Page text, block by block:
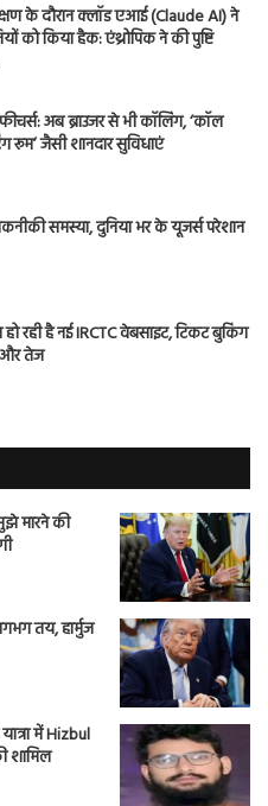
के दौरान क्लॉड एआई (Claude AI) ने
को किया हैक: एंथ्रोपिक ने की पुष्टि
अब ब्राउजर से भी कॉलिंग, ‘कॉल
रूम’ जैसी शानदार सुविधाएं
समस्या, दुनिया भर के यूजर्स परेशान
रही है नई IRCTC वेबसाइट, टिकट बुकिंग
तेज
मारने की
तय, हार्मुज
में Hizbul
शामिल